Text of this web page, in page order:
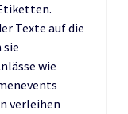
Texte auf die
wie
verleihen